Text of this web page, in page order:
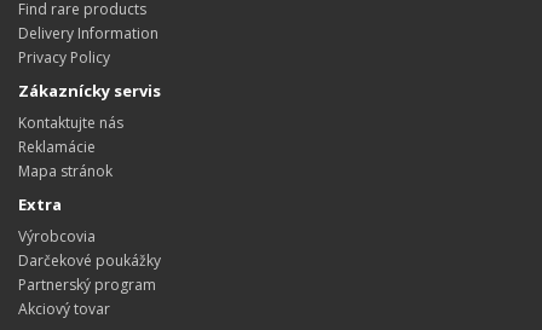
Find rare products
Delivery Information
Privacy Policy
Zákaznícky servis
Kontaktujte nás
Reklamácie
Mapa stránok
Extra
Výrobcovia
Darčekové poukážky
Partnerský program
Akciový tovar